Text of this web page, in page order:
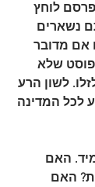
לוחץ
נשארים
אם מדובר
שלא
לשון הרע
לכל המדינה
האם
האם